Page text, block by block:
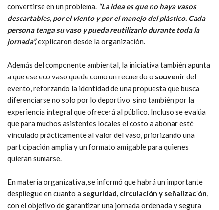
convertirse en un problema. “La idea es que no haya vasos
descartables, por el viento y por el manejo del plástico. Cada
persona tenga su vaso y pueda reutilizarlo durante toda la
jornada”,explicaron desde la organización.
Además del componente ambiental, la iniciativa también apunta
a que ese eco vaso quede como un recuerdo o souvenirdel
evento, reforzando la identidad de una propuesta que busca
diferenciarse no solo por lo deportivo, sino también por la
experiencia integral que ofrecerá al público. Incluso se evalúa
que para muchos asistentes locales el costo a abonar esté
vinculado prácticamente al valor del vaso, priorizando una
participación amplia y un formato amigable para quienes
quieran sumarse.
En materia organizativa, se informó que habrá un importante
despliegue en cuanto a seguridad, circulación y señalización,
con el objetivo de garantizar una jornada ordenada y segura